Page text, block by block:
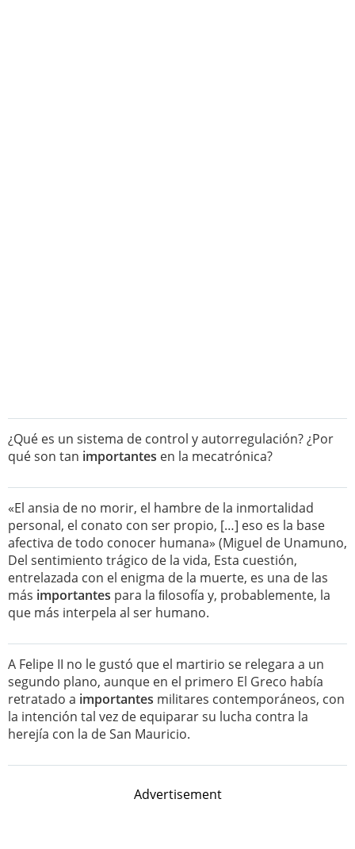
¿Qué es un sistema de control y autorregulación? ¿Por
qué son tan importantes en la mecatrónica?
«El ansia de no morir, el hambre de la inmortalidad
personal, el conato con ser propio, […] eso es la base
afectiva de todo conocer humana» (Miguel de Unamuno,
Del sentimiento trágico de la vida, Esta cuestión,
entrelazada con el enigma de la muerte, es una de las
más importantes para la ﬁlosofía y, probablemente, la
que más interpela al ser humano.
A Felipe II no le gustó que el martirio se relegara a un
segundo plano, aunque en el primero El Greco había
retratado a importantes militares contemporáneos, con
la intención tal vez de equiparar su lucha contra la
herejía con la de San Mauricio.
Advertisement